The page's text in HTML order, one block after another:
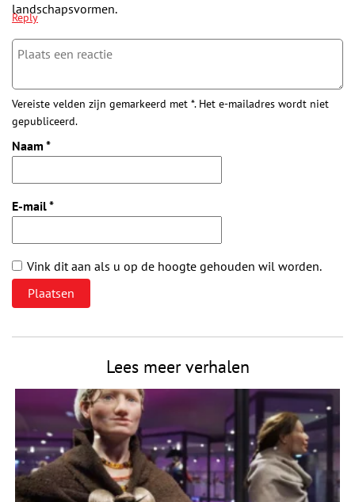
landschapsvormen.
Reply
Vereiste velden zijn gemarkeerd met *. Het e-mailadres wordt niet
gepubliceerd.
Naam *
E-mail*
Vink dit aan als u op de hoogte gehouden wil worden.
Lees meer verhalen